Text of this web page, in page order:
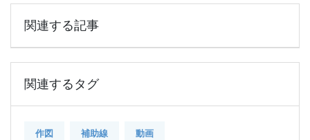
関連する記事
関連するタグ
作図 補助線 動画